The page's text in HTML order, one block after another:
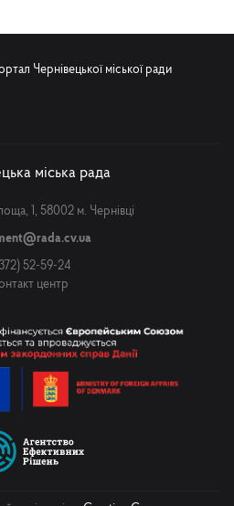
Чернівецької міської ради
міська рада
1, 58002 м. Чернівці
52-59-24
центр